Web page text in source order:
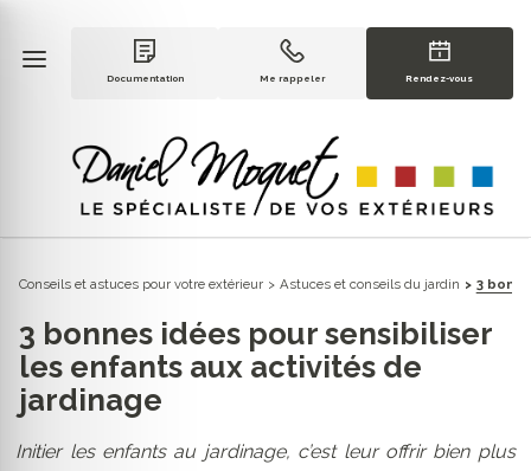
Documentation Me rappeler Rendez-vous
Conseils et astuces pour votre extérieur Astuces et conseils du jardin 3
3 bonnes idées pour sensibiliser
les enfants aux activités de
jardinage
Initier les enfants au jardinage, c’est leur offrir bien plus